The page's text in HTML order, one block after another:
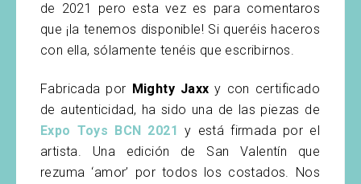
de 2021 pero esta vez es para comentaros
que ¡la tenemos disponible! Si queréis haceros
con ella, sólamente tenéis que escribirnos.
Fabricada por Mighty Jaxx y con certificado
de autenticidad, ha sido una de las piezas de
Expo Toys BCN 2021 y está firmada por el
artista. Una edición de San Valentín que
rezuma ‘amor’ por todos los costados. Nos